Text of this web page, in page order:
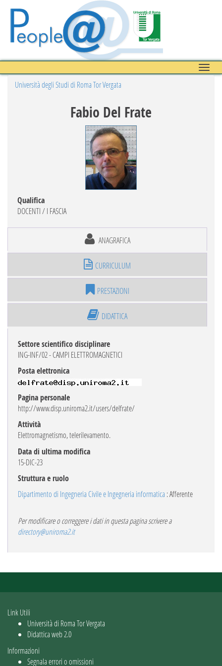
Toggle
Università degli Studi di Roma Tor Vergata
Fabio Del Frate
Qualifica
DOCENTI / I FASCIA
ANAGRAFICA
CURRICULUM
PRESTAZIONI
DIDATTICA
Settore scientifico disciplinare
ING-INF/02 - CAMPI ELETTROMAGNETICI
Posta elettronica
Pagina personale
http://www.disp.uniroma2.it/users/delfrate/
Attività
Elettromagnetismo, telerilevamento.
Data di ultima modifica
15-DIC-23
Struttura e ruolo
Dipartimento di Ingegneria Civile e Ingegneria informatica : Afferente
Per modificare o correggere i dati in questa pagina scrivere a
directory@uniroma2.it
Link Utili
Università di Roma Tor Vergata
Didattica web 2.0
Informazioni
Segnala errori o omissioni